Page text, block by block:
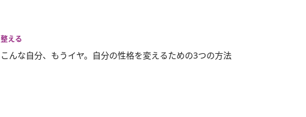
整える
こんな自分、もうイヤ。自分の性格を変えるための3つの方法